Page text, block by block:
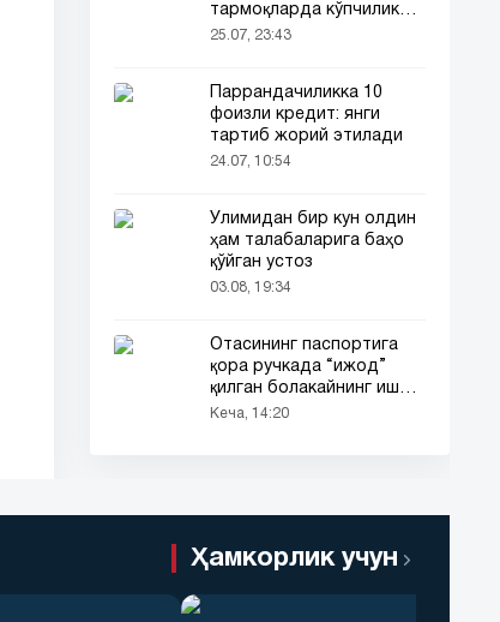
тармоқларда кўпчиликни
таъсирлантирди
25.07, 23:43
Паррандачиликка 10
фоизли кредит: янги
тартиб жорий этилади
24.07, 10:54
Ўлимидан бир кун олдин
ҳам талабаларига баҳо
қўйган устоз
03.08, 19:34
Отасининг паспортига
қора ручкада “ижод”
қилган болакайнинг иши
барчанинг диққатини
Кеча, 14:20
Ҳамкорлик учун